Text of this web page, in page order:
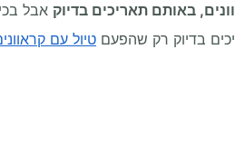
באותם תאריכים בדיוק אבל
בדיוק רק שהפעם טיול עם